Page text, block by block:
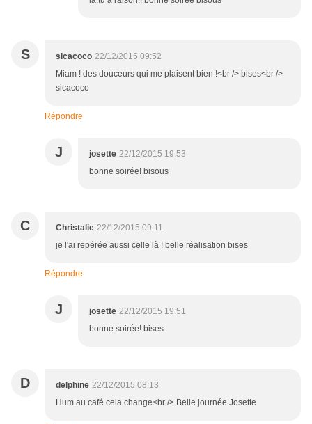
S sicacoco 22/12/2015 09:52
Miam ! des douceurs qui me plaisent bien !<br /> bises<br />
sicacoco
Répondre
J josette 22/12/2015 19:53
bonne soirée! bisous
C Christalie 22/12/2015 09:11
je l'ai repérée aussi celle là ! belle réalisation bises
Répondre
J josette 22/12/2015 19:51
bonne soirée! bises
D delphine 22/12/2015 08:13
Hum au café cela change<br /> Belle journée Josette